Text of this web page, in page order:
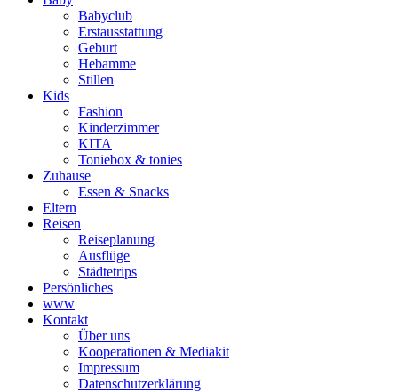
Babyclub
Erstausstattung
Geburt
Hebamme
Stillen
Kids
Fashion
Kinderzimmer
KITA
Toniebox & tonies
Zuhause
Essen & Snacks
Eltern
Reisen
Reiseplanung
Ausflüge
Städtetrips
Persönliches
www
Kontakt
Über uns
Kooperationen & Mediakit
Impressum
Datenschutzerklärung